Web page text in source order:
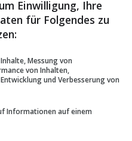
viewing terrace B will be open
to be right in the thick of the
from
These guided tours provide
World Economic Forum. As
Einwilligung, Ihre
für Folgendes zu
Messung von
von Inhalten,
und Verbesserung von
Informationen auf einem